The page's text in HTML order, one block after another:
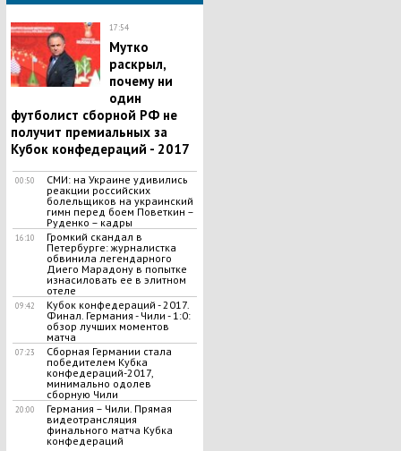
17:54
Мутко
раскрыл,
почему ни
один
футболист сборной РФ не
получит премиальных за
Кубок конфедераций - 2017
00:50
СМИ: на Украине удивились
реакции российских
болельщиков на украинский
гимн перед боем Поветкин –
Руденко – кадры
16:10
Громкий скандал в
Петербурге: журналистка
обвинила легендарного
Диего Марадону в попытке
изнасиловать ее в элитном
отеле
09:42
Кубок конфедераций - 2017.
Финал. Германия - Чили - 1:0:
обзор лучших моментов
матча
07:23
Сборная Германии стала
победителем Кубка
конфедераций-2017,
минимально одолев
сборную Чили
20:00
Германия – Чили. Прямая
видеотрансляция
финального матча Кубка
конфедераций